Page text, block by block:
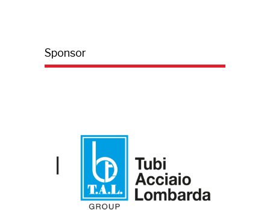
Sponsor